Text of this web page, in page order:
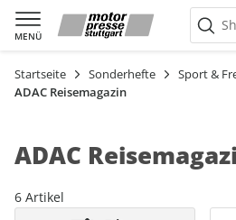
MENÜ
Warenkorb
Startseite Sonderhefte
Sport &
ADAC Reisemagazin
ADAC
6 Artikel